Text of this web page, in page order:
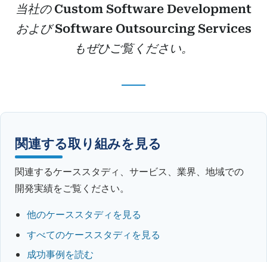
当社の Custom Software Development
およびSoftware Outsourcing Services
もぜひご覧ください。
関連する取り組みを見る
関連するケーススタディ、サービス、業界、地域での
開発実績をご覧ください。
他のケーススタディを見る
すべてのケーススタディを見る
成功事例を読む